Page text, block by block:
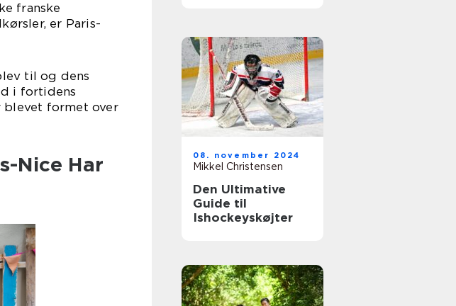
franske
er Paris-
til og dens
i fortidens
formet over
Nice Har
08. november 2024
Mikkel Christensen
Den Ultimative
Guide til
Ishockeyskøjter